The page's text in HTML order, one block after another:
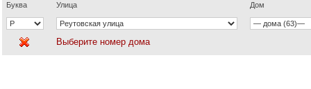
Буква Улица Дом
Выберите номер дома